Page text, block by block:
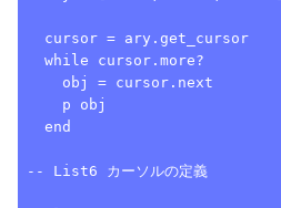
  cursor = ary.get_cursor
  while cursor.more?
    obj = cursor.next
    p obj
  end
-- List6 カーソルの定義